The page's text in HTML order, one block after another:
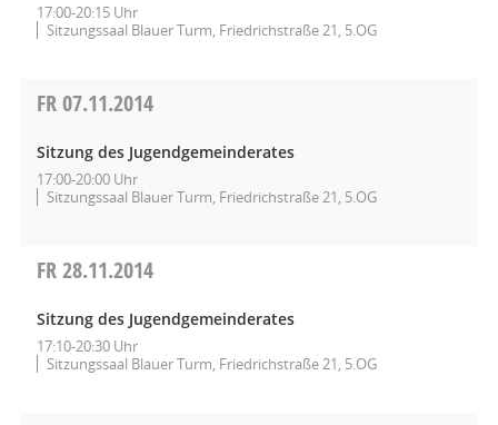
17:00-20:15 Uhr
Sitzungssaal Blauer Turm, Friedrichstraße 21, 5.OG
FR07.11.2014
Sitzung des Jugendgemeinderates
17:00-20:00 Uhr
Sitzungssaal Blauer Turm, Friedrichstraße 21, 5.OG
FR28.11.2014
Sitzung des Jugendgemeinderates
17:10-20:30 Uhr
Sitzungssaal Blauer Turm, Friedrichstraße 21, 5.OG